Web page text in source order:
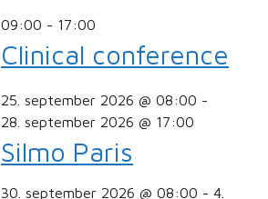
09:00 - 17:00
Clinical conference
25. september 2026 @ 08:00 -
28. september 2026 @ 17:00
Silmo Paris
30. september 2026 @ 08:00 - 4.